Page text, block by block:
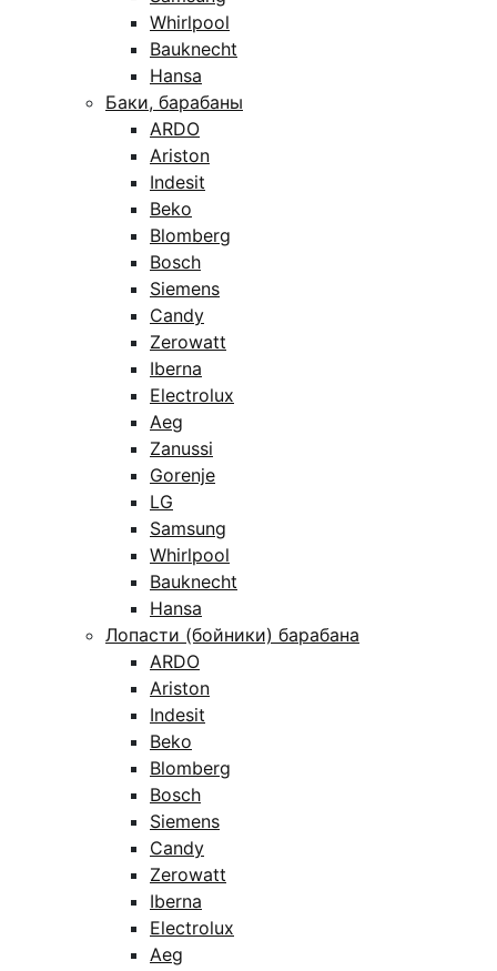
Whirlpool
Bauknecht
Hansa
Баки, барабаны
ARDO
Ariston
Indesit
Beko
Blomberg
Bosch
Siemens
Candy
Zerowatt
Iberna
Electrolux
Aeg
Zanussi
Gorenje
LG
Samsung
Whirlpool
Bauknecht
Hansa
Лопасти (бойники) барабана
ARDO
Ariston
Indesit
Beko
Blomberg
Bosch
Siemens
Candy
Zerowatt
Iberna
Electrolux
Aeg